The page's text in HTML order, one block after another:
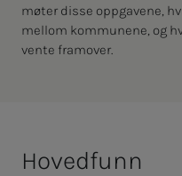
møter disse oppgavene,
mellom kommunene, og
vente framover.
Ho­ved­­­­­funn